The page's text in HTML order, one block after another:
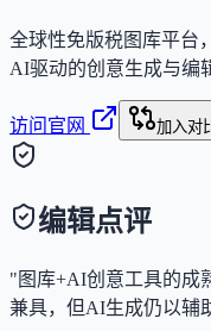
全球性免版税图库平台
AI驱动的创意生成与编
访问官网 加入对
编辑点评
"图库+AI创意工具的成
兼具，但AI生成仍以辅